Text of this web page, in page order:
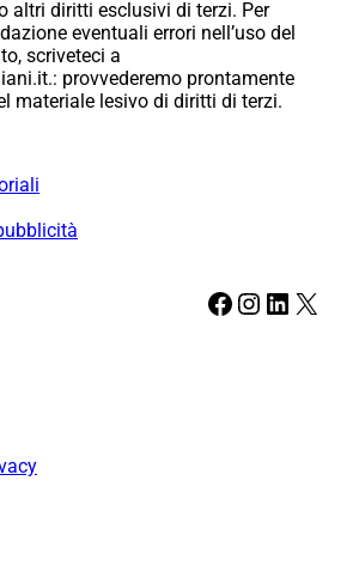
altri diritti esclusivi di terzi. Per
eventuali errori nell’uso del
scriveteci a
provvederemo prontamente
materiale lesivo di diritti di terzi.
Facebook Instagram LinkedIn X